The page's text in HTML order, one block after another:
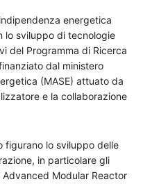
energetica
lo sviluppo di tecnologie
del Programma di Ricerca
dal ministero
(MASE) attuato da
e la collaborazione
figurano lo sviluppo delle
in particolare gli
Advanced Modular Reactor